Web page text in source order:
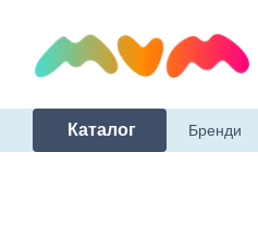
Каталог Бренди